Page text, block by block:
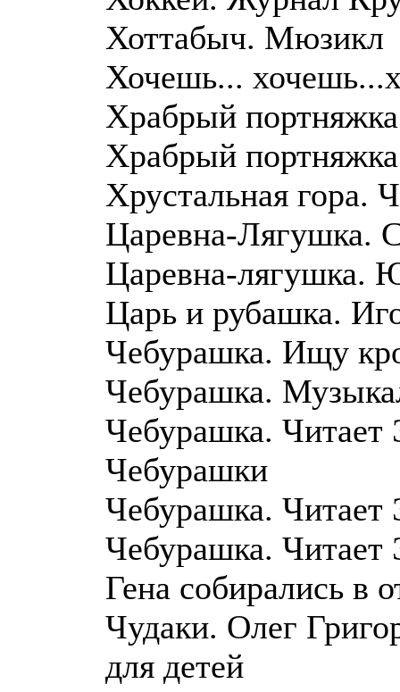
Хоттабыч. Мюзикл
Хочешь...
Храбрый портняжка
Храбрый
Хрустальная гора.
Царевна-Лягушка.
Царевна-лягушка.
Царь и рубашка.
Чебурашка. Ищу
Чебурашка.
Чебурашка. Читает
Чебурашки
Чебурашка. Читает
Чебурашка. Читает
Гена собирались в
Чудаки. Олег
для детей